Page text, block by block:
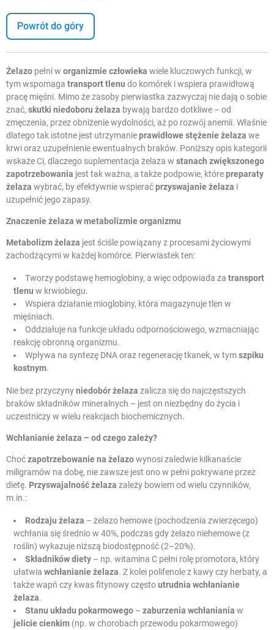
Powrót do góry
Żelazo pełni w organizmie człowieka wiele kluczowych funkcji, w
tym wspomaga transport tlenu do komórek i wspiera prawidłową
pracę mięśni. Mimo że zasoby pierwiastka zazwyczaj nie dają o sobie
znać, skutki niedoboru żelaza bywają bardzo dotkliwe – od
zmęczenia, przez obniżenie wydolności, aż po rozwój anemii. Właśnie
dlatego tak istotne jest utrzymanieprawidłowe stężenie żelaza we
krwi oraz uzupełnienie ewentualnych braków. Poniższy opis kategorii
wskaże Ci, dlaczego suplementacja żelaza w stanach zwiększonego
zapotrzebowania jest tak ważna, a także podpowie, którepreparaty
żelaza wybrać, by efektywnie wspieraćprzyswajanie żelaza i
uzupełnić jego zapasy.
Znaczenie żelaza w metabolizmie organizmu
Metabolizm żelaza jest ściśle powiązany z procesami życiowymi
zachodzącymi w każdej komórce. Pierwiastek ten:
Tworzy podstawę hemoglobiny, a więc odpowiada zatransport
tlenu w krwiobiegu.
Wspiera działanie mioglobiny, która magazynuje tlen w
mięśniach.
Oddziałuje na funkcje układu odpornościowego, wzmacniając
reakcję obronną organizmu.
Wpływa na syntezę DNA oraz regenerację tkanek, w tymszpiku
kostnym.
Nie bez przyczynyniedobór żelaza zalicza się do najczęstszych
braków składników mineralnych – jest on niezbędny do życia i
uczestniczy w wielu reakcjach biochemicznych.
Wchłanianie żelaza – od czego zależy?
Choćzapotrzebowanie na żelazowynosi zaledwie kilkanaście
miligramów na dobę, nie zawsze jest ono w pełni pokrywane przez
dietę. Przyswajalność żelaza zależy bowiem od wielu czynników,
m.in.:
Rodzaju żelaza – żelazo hemowe (pochodzenia zwierzęcego)
wchłania się średnio w 40%, podczas gdy żelazo niehemowe (z
roślin) wykazuje niższą biodostępność (2–20%).
Składników diety – np. witamina C pełni rolę promotora, który
ułatwia wchłanianie żelaza. Z kolei polifenole z kawy czy herbaty, a
także wapń czy kwas fitynowy częstoutrudnia wchłanianie
żelaza.
Stanu układu pokarmowego –zaburzenia wchłaniania w
jelicie cienkim (np. w chorobach przewodu pokarmowego)